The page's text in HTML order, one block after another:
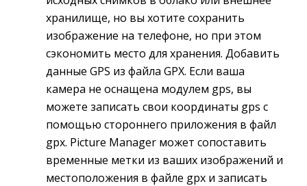
хранилище, но вы хотите сохранить
изображение на телефоне, но при этом
сэкономить место для хранения. Добавить
данные GPS из файла GPX. Если ваша
камера не оснащена модулем gps, вы
можете записать свои координаты gps с
помощью стороннего приложения в файл
gpx. Picture Manager может сопоставить
временные метки из ваших изображений и
местоположения в файле gpx и записать